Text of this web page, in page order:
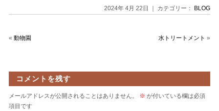
2024年 4月 22日 ｜ カテゴリー： BLOG
« 動物園 水トリートメント »
コメントを残す
メールアドレスが公開されることはありません。 ※ が付いている欄は必須
項目です